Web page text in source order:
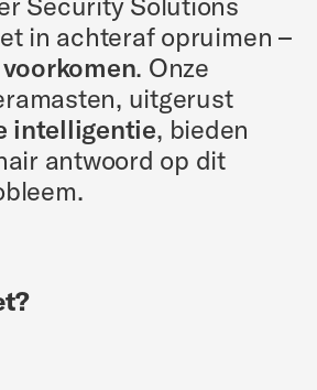
in achteraf opruimen –
voorkomen. Onze
uitgerust
intelligentie, bieden
antwoord op dit